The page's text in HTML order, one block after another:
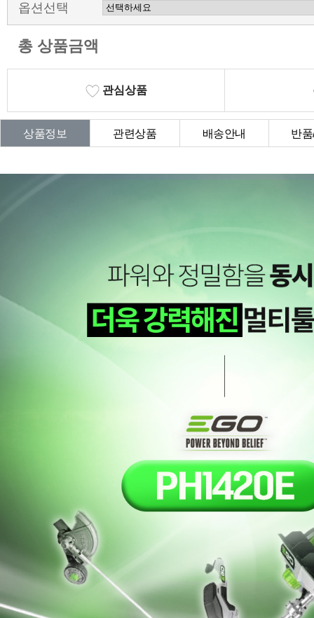
옵션선택
총 상품금액
관심상품
상품정보 관련상품 배송안내 반